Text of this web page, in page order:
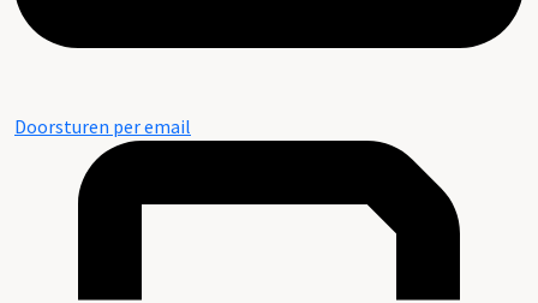
Doorsturen per email